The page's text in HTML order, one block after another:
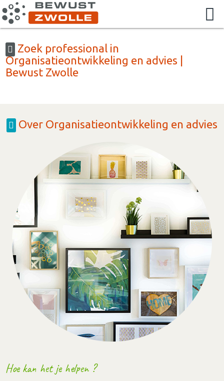
Zoek professional in
Organisatieontwikkeling en advies |
Bewust Zwolle
Over Organisatieontwikkeling en advies
Hoe kan het je helpen ?